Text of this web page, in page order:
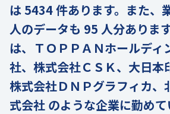
は 5434 件あります。また、
人のデータも 95 人分ありま
は、ＴＯＰＰＡＮホールディ
社、株式会社ＣＳＫ、大日本
株式会社ＤＮＰグラフィカ、
式会社 のような企業に勤めて